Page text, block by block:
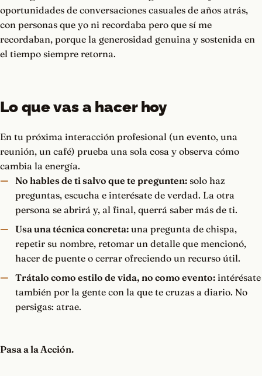
oportunidades de conversaciones casuales de años atrás,
con personas que yo ni recordaba pero que sí me
recordaban, porque la generosidad genuina y sostenida en
el tiempo siempre retorna.
Lo que vas a hacer hoy
En tu próxima interacción profesional (un evento, una
reunión, un café) prueba una sola cosa y observa cómo
cambia la energía.
No hables de ti salvo que te pregunten:solo haz
preguntas, escucha e interésate de verdad. La otra
persona se abrirá y, al final, querrá saber más de ti.
Usa una técnica concreta:una pregunta de chispa,
repetir su nombre, retomar un detalle que mencionó,
hacer de puente o cerrar ofreciendo un recurso útil.
Trátalo como estilo de vida, no como evento:intérésate
también por la gente con la que te cruzas a diario. No
persigas: atrae.
Pasa a la Acción.